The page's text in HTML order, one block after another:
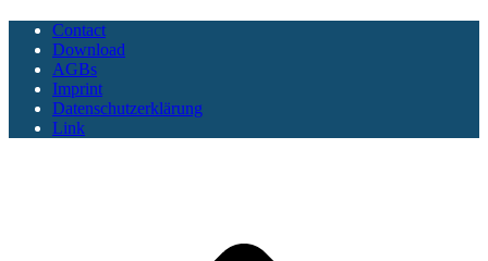
Contact
Download
AGBs
Imprint
Datenschutzerklärung
Link